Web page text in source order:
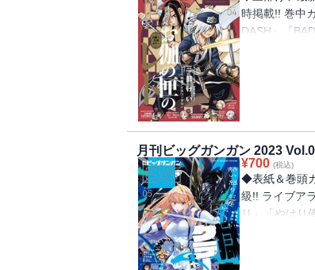
時掲載!! 巻中
DASH』『
ンなおじさ
一般社団法人
作：日向夏（
クラゲ 構成
剣の魔術師と
／
月刊ビッグガンガン 2023
¥700 (税込)
◆表紙＆巻頭
級!! ライブア
り」「やはり
「SHIORI